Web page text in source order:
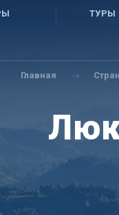
ТУРЫ
Главная